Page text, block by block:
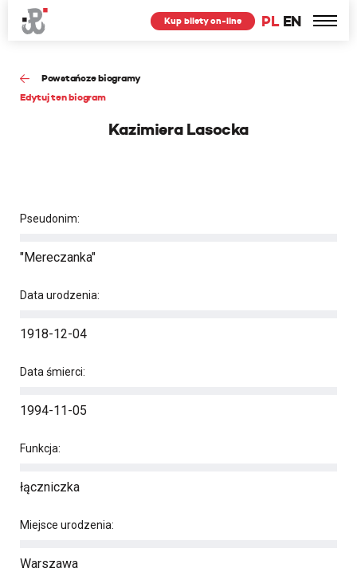
PL EN
Kup bilety on-line
Powstańcze biogramy
Edytuj ten biogram
Kazimiera Lasocka
Pseudonim:
"Mereczanka"
Data urodzenia:
1918-12-04
Data śmierci:
1994-11-05
Funkcja:
łączniczka
Miejsce urodzenia:
Warszawa